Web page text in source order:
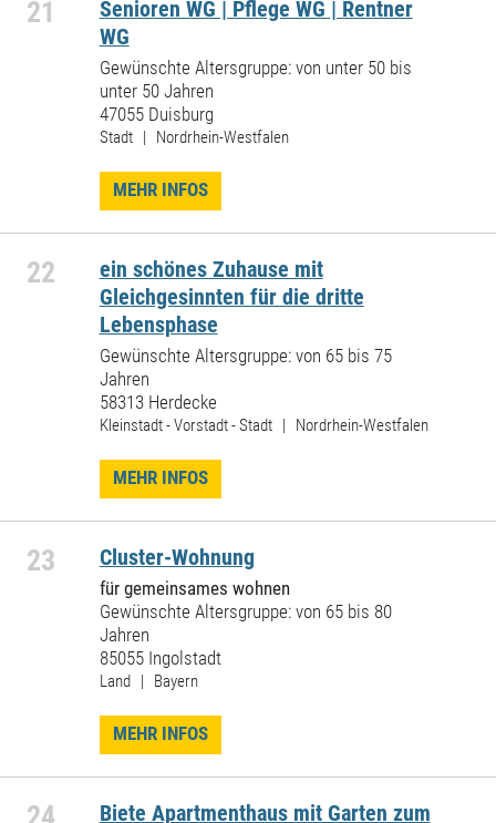
21
Senioren WG | Pflege WG | Rentner
WG
Gewünschte Altersgruppe: von unter 50 bis
unter 50 Jahren
47055 Duisburg
Stadt | Nordrhein-Westfalen
MEHR INFOS
22
ein schönes Zuhause mit
Gleichgesinnten für die dritte
Lebensphase
Gewünschte Altersgruppe: von 65 bis 75
Jahren
58313 Herdecke
Kleinstadt - Vorstadt - Stadt | Nordrhein-Westfalen
MEHR INFOS
23 Cluster-Wohnung
für gemeinsames wohnen
Gewünschte Altersgruppe: von 65 bis 80
Jahren
85055 Ingolstadt
Land | Bayern
MEHR INFOS
Biete Apartmenthaus mit Garten zum